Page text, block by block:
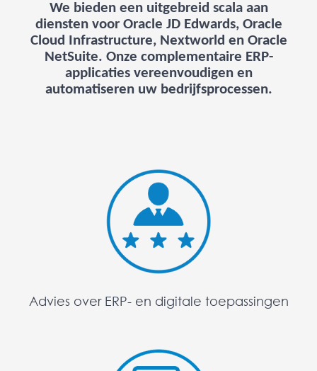
We bieden een uitgebreid scala aan
diensten voor Oracle JD Edwards, Oracle
Cloud Infrastructure, Nextworld en Oracle
NetSuite. Onze complementaire ERP-
applicaties vereenvoudigen en
automatiseren uw bedrijfsprocessen.
Advies over ERP- en digitale toepassingen